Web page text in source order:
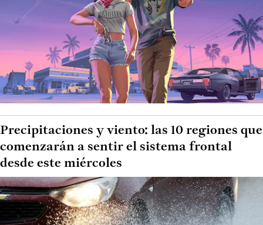
Precipitaciones y viento: las 10 regiones que
comenzarán a sentir el sistema frontal
desde este miércoles